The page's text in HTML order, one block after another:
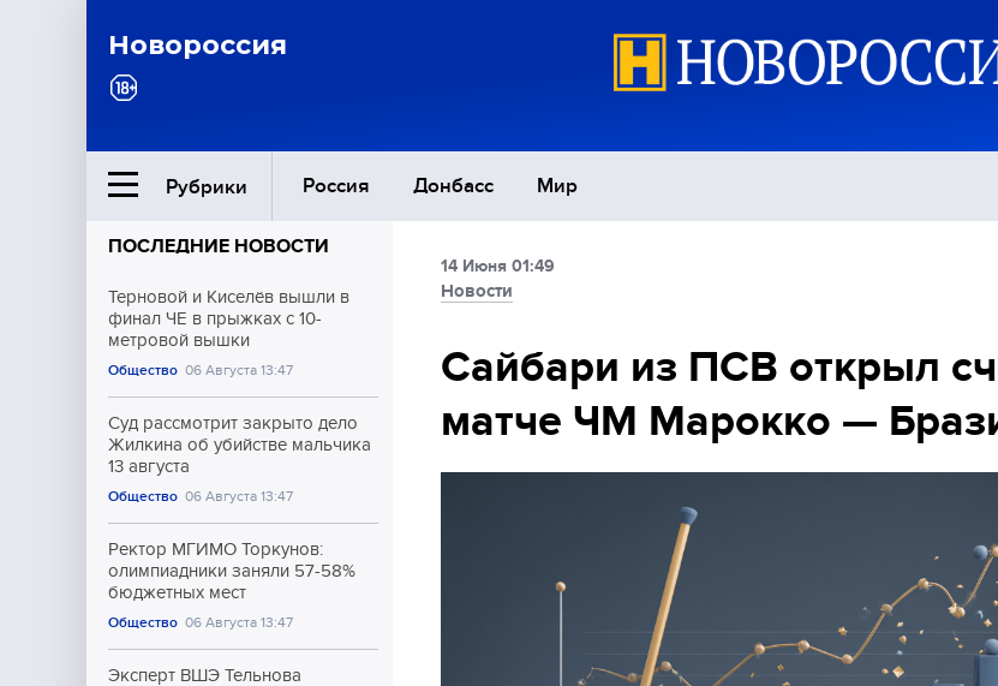
Новороссия
Рубрики Россия Донбасс Мир
Ближний Восток
Общество
Экономика
Культура
Спорт
ПОСЛЕДНИЕ НОВОСТИ
Терновой и Киселёв вышли в
финал ЧЕ в прыжках с 10-
метровой вышки
Общество 06 Августа 13:47
Суд рассмотрит закрыто дело
Жилкина об убийстве мальчика
13 августа
Общество 06 Августа 13:47
Ректор МГИМО Торкунов:
олимпиадники заняли 57-58%
бюджетных мест
Общество 06 Августа 13:47
Эксперт ВШЭ Тельнова
14 Июня 01:49
Новости
Сайбари из ПСВ открыл
матче ЧМ Марокко —